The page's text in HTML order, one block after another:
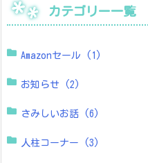
カテゴリー一覧
Amazonセール (1)
お知らせ (2)
さみしいお話 (6)
人柱コーナー (3)